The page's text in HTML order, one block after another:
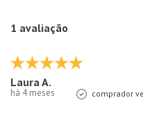
1 avaliação
Laura A.
há 4 meses comprador